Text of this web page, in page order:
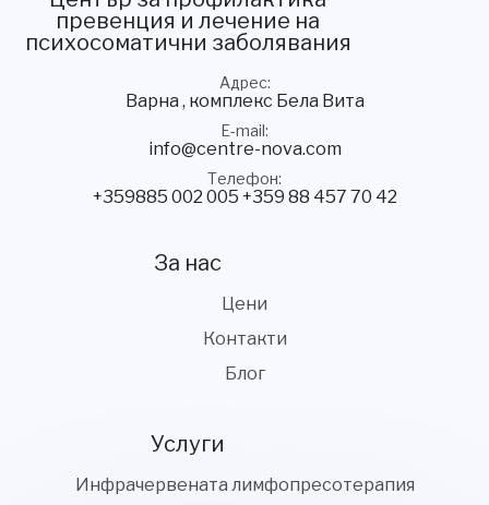
За нас
Цени
Контакти
Блог
Услуги
Инфрачервената лимфопресотерапия
превенция и лечение на
психосоматични заболявания
Адрес
Варна , комплекс Бела Вита
E-mail
info@centre-nova.com
Телефон
+359885 002 005 +359 88 457 70 42